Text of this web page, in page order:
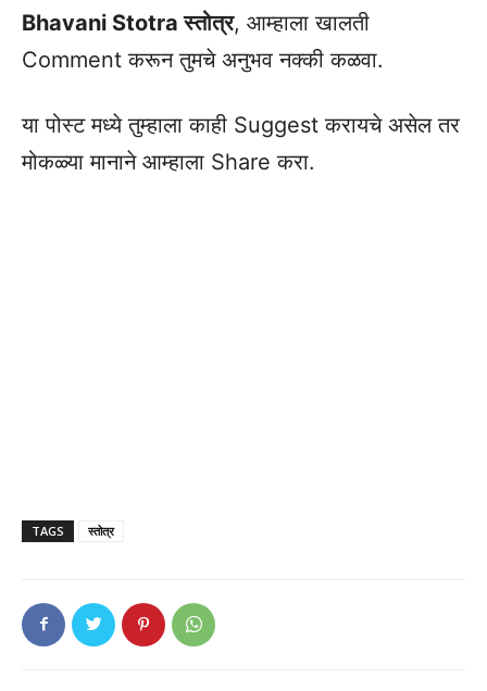
Bhavani Stotra स्तोत्र, आम्हाला खालती
Comment करून तुमचे अनुभव नक्की कळवा.
या पोस्ट मध्ये तुम्हाला काही Suggest करायचे असेल तर
मोकळ्या मानाने आम्हाला Share करा.
TAGS स्तोत्र